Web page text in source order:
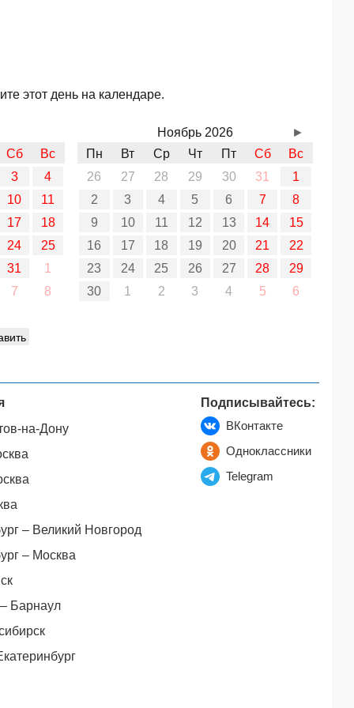
этот день на календаре.
Сб
Вс
3
4
10
11
17
18
24
25
31
1
7
8
Ноябрь 2026
Пн
Вт Ср Чт Пт Сб
Вс
26
27 28 29 30 31
1
2
3 4 5 6 7
8
9
10 11 12 13 14
15
16
17 18 19 20 21
22
23
24 25 26 27 28
29
30
1 2 3 4 5 6
►
на-Дону
– Великий Новгород
– Москва
Барнаул
Подписывайтесь:
ВКонтакте
Одноклассники
Telegram